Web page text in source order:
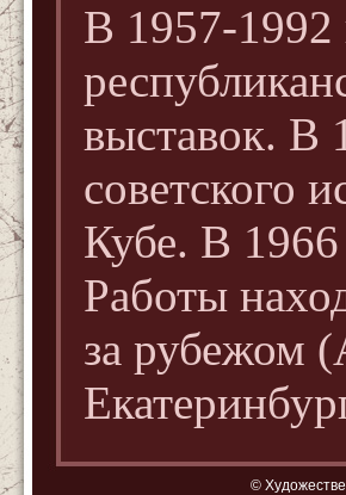
В 1957-1992
выставок. В
советского
Кубе. В 1966
Работы
за рубежом
©